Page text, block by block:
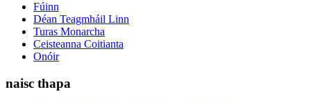
Fúinn
Déan Teagmháil Linn
Turas Monarcha
Ceisteanna Coitianta
Onóir
naisc thapa